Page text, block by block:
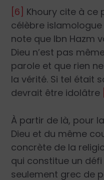
[6] Khoury cite à ce
célèbre islamologue
note que Ibn Hazm
Dieu n’est pas
parole et que rien
la vérité. Si tel était
devrait être idolâtre
À partir de là, pour
Dieu et du même
concrète de la
qui constitue un
seulement grec de